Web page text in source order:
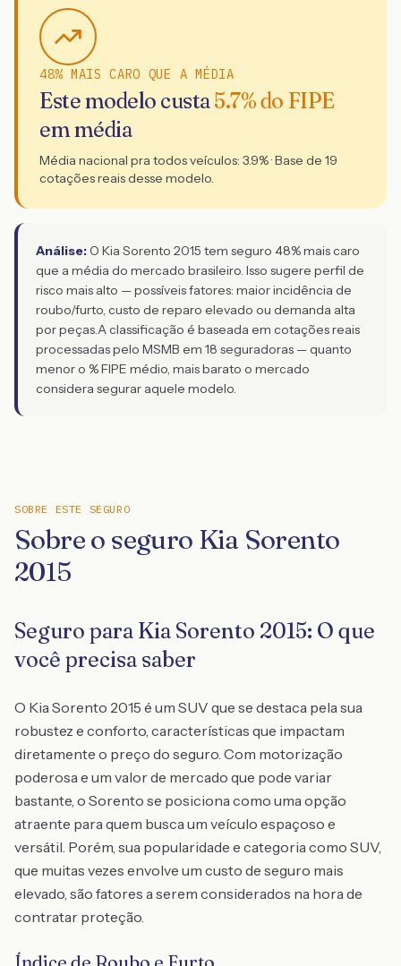
48% MAIS CARO QUE A MÉDIA
Este modelo custa5.7% do FIPE
em média
Média nacional pra todos veículos: 3.9% · Base de 19
cotações reais desse modelo.
Análise: O Kia Sorento 2015 tem seguro 48% mais caro
que a média do mercado brasileiro. Isso sugere perfil de
risco mais alto — possíveis fatores: maior incidência de
roubo/furto, custo de reparo elevado ou demanda alta
por peças.A classificação é baseada em cotações reais
processadas pelo MSMB em 18 seguradoras — quanto
menor o % FIPE médio, mais barato o mercado
considera segurar aquele modelo.
SOBRE ESTE SEGURO
Sobre o seguro Kia Sorento
2015
Seguro para Kia Sorento 2015: O que
você precisa saber
O Kia Sorento 2015 é um SUV que se destaca pela sua
robustez e conforto, características que impactam
diretamente o preço do seguro. Com motorização
poderosa e um valor de mercado que pode variar
bastante, o Sorento se posiciona como uma opção
atraente para quem busca um veículo espaçoso e
versátil. Porém, sua popularidade e categoria como SUV,
que muitas vezes envolve um custo de seguro mais
elevado, são fatores a serem considerados na hora de
contratar proteção.